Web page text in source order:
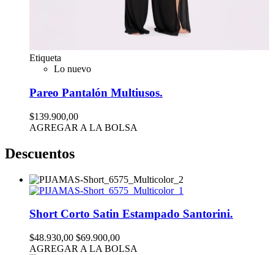
Etiqueta
Lo nuevo
Pareo Pantalón Multiusos.
$139.900,00
AGREGAR A LA BOLSA
Descuentos
Short Corto Satin Estampado Santorini.
$48.930,00 $69.900,00
AGREGAR A LA BOLSA